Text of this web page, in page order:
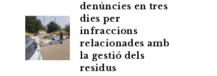
denúncies en tres
dies per
infraccions
relacionades amb
la gestió dels
residus